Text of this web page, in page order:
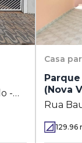
-
Casa
(Nova
Rua
Veneza)
129.96